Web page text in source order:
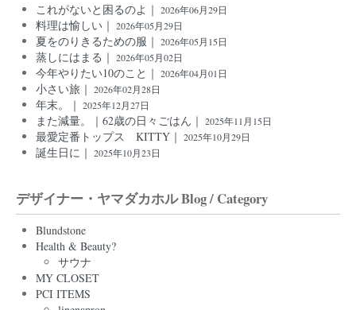
これがないと困るのよ｜ 2026年06月29日
料理は愉しい｜ 2026年05月29日
夏をのりきるための服｜ 2026年05月15日
蒸しにはまる｜ 2026年05月02日
今年やりたい10のこと｜ 2026年04月01日
小さい旅｜ 2026年02月28日
年末。｜ 2025年12月27日
また減量。｜62歳の日々ごはん｜ 2025年11月15日
最愛定番トップス KITTY｜ 2025年10月29日
誕生日に｜ 2025年10月23日
デザイナー・ヤマダカホル Blog / Category
Blundstone
Health & Beauty?
サウナ
MY CLOSET
PCI ITEMS